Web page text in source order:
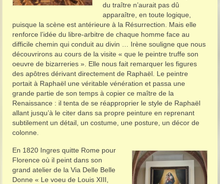
du traître n’aurait pas dû
apparaître, en toute logique,
puisque la scène est antérieure à la Résurrection. Mais elle
renforce l’idée du libre-arbitre de chaque homme face au
difficile chemin qui conduit au divin … Irène souligne que nous
découvrirons au cours de la visite « que le peintre truffe son
oeuvre de bizarreries ». Elle nous fait remarquer les figures
des apôtres dérivant directement de Raphaël. Le peintre
portait à Raphaël une véritable vénération et passa une
grande partie de son temps à copier ce maître de la
Renaissance : il tenta de se réapproprier le style de Raphaël
allant jusqu’à le citer dans sa propre peinture en reprenant
subtilement un détail, un costume, une posture, un décor de
colonne.
En 1820 Ingres quitte Rome pour
Florence où il peint dans son
grand atelier de la Via Delle Belle
Donne « Le voeu de Louis XIII,